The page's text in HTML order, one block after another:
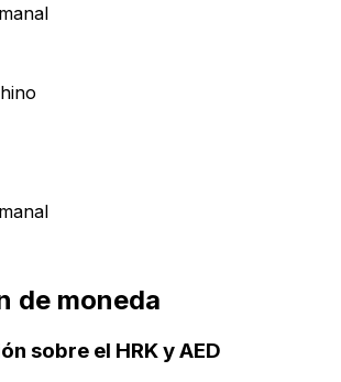
de moneda
sobre el HRK y AED